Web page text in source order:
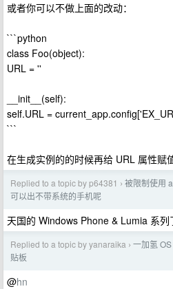
或者你可以不做上面的改动：
```python
class Foo(object):
URL = ''
__init__(self):
self.URL =
```
在生成实例的的时候再给 URL 属性赋值
Replied to a topic by p64381 › 被限制使用
可以出不带系统的手机呢
天国的 Windows Phone & Lumia 系列
Replied to a topic by yanaraika › 一加氢
贴板
@hn